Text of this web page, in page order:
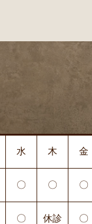
水 木 金
〇 〇 〇
〇 休診 〇